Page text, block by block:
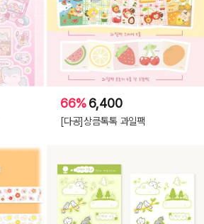
66%6,400
[다공]상큼톡톡 과일팩